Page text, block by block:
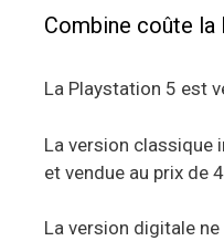
Combine coûte la
La Playstation 5 est
La version classique
et vendue au prix de
La version digitale